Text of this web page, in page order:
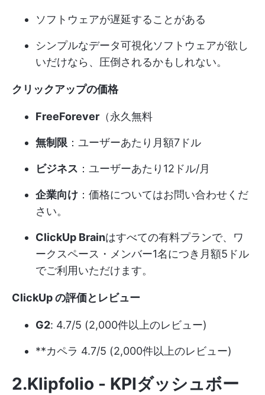
ソフトウェアが遅延することがある
シンプルなデータ可視化ソフトウェアが欲し
いだけなら、圧倒されるかもしれない。
クリックアップの価格
FreeForever （永久無料
無制限 ：ユーザーあたり月額7ドル
ビジネス ：ユーザーあたり12ドル/月
企業向け ：価格についてはお問い合わせくだ
さい。
ClickUp Brainはすべての有料プランで、ワ
ークスペース・メンバー1名につき月額5ドル
でご利用いただけます。
ClickUp の評価とレビュー
G2: 4.7/5 (2,000件以上のレビュー)
**カペラ 4.7/5 (2,000件以上のレビュー)
2.Klipfolio - KPIダッシュボー